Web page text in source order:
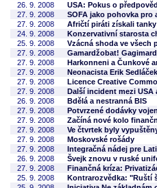
26. 9. 2008
USA: Pokus o
27. 9. 2008
SOFA jako pohovka pro
27. 9. 2008
Afričtí piráti získali
24. 9. 2008
Konzervativní starosta
25. 9. 2008
Vzácná shoda ve všech
27. 9. 2008
Gamardžobat!
27. 9. 2008
Harkonneni a Čunkové
27. 9. 2008
Neonacista Erik
27. 9. 2008
Licence Creative
27. 9. 2008
Další incident mezi USA
26. 9. 2008
Bdělá a nestranná BIS
27. 9. 2008
Potvrzené dodávky
27. 9. 2008
Začíná nové kolo
27. 9. 2008
Ve čtvrtek byly
27. 9. 2008
Moskovské rošády
27. 9. 2008
Integračná nádej pre
26. 9. 2008
Švejk znovu v ruské
27. 9. 2008
Finančná kríza:
25. 9. 2008
Kontrarozvědka: "Ruští